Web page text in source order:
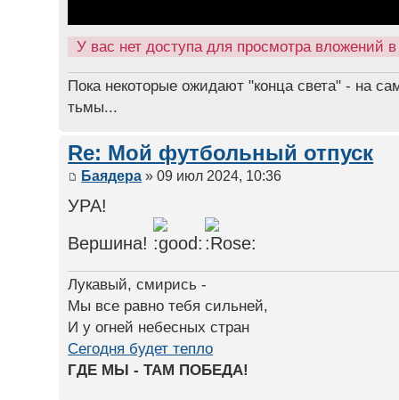
У вас нет доступа для просмотра вложений
Пока некоторые ожидают "конца света" - на
тьмы...
Re: Мой футбольный отпуск
Баядера » 09 июл 2024, 10:36
УРА!
Вершина!
Лукавый, смирись -
Мы все равно тебя сильней,
И у огней небесных стран
Сегодня будет тепло
ГДЕ МЫ - ТАМ ПОБЕДА!